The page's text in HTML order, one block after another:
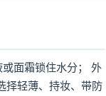
面霜锁住水分； 外
择轻薄、持妆、带防